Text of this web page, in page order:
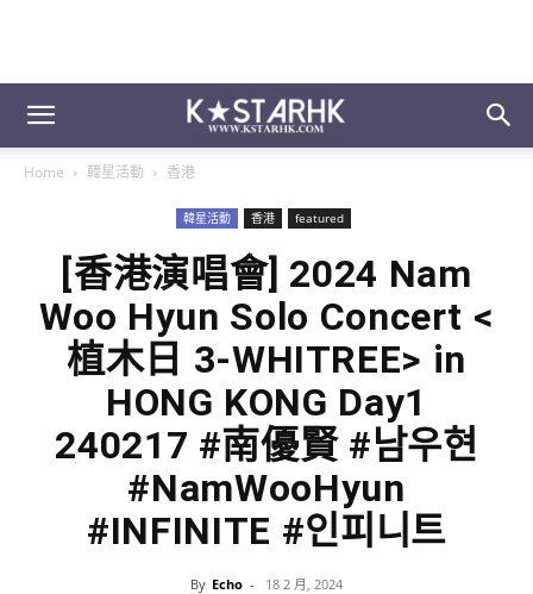
Home 韓星活動 香港
韓星活動 香港 featured
[香港演唱會] 2024 Nam
Woo Hyun Solo Concert <
植木日 3-WHITREE> in
HONG KONG Day1
240217 #南優賢 #남우현
#NamWooHyun
#INFINITE #인피니트
By Echo - 18 2 月, 2024